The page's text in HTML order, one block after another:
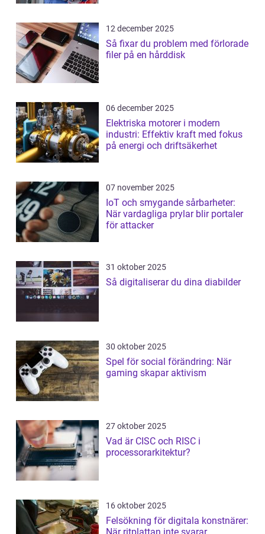
12 december 2025
Så fixar du problem med förlorade
filer på en hårddisk
06 december 2025
Elektriska motorer i modern
industri: Effektiv kraft med fokus
på energi och driftsäkerhet
07 november 2025
IoT och smygande sårbarheter:
När vardagliga prylar blir portaler
för attacker
31 oktober 2025
Så digitaliserar du dina diabilder
30 oktober 2025
Spel för social förändring: När
gaming skapar aktivism
27 oktober 2025
Vad är CISC och RISC i
processorarkitektur?
16 oktober 2025
Felsökning för digitala konstnärer: